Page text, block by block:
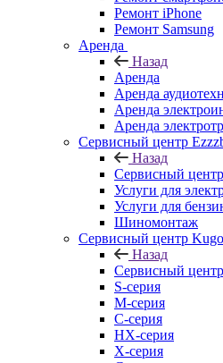
Ремонт iPhone
Ремонт Samsung
Аренда
Назад
Аренда
Аренда
Аренда
Аренда
Сервисный центр
Назад
Сервисный
Услуги для
Услуги для
Шиномонтаж
Сервисный центр
Назад
Сервисный
S-cерия
M-серия
С-серия
HX-серия
X-серия